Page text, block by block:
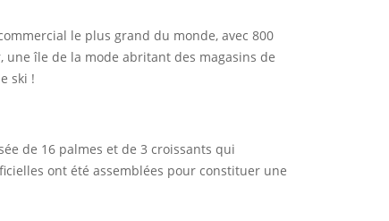
le plus grand du monde, avec 800
île de la mode abritant des magasins de
ski !
de 16 palmes et de 3 croissants qui
ont été assemblées pour constituer une